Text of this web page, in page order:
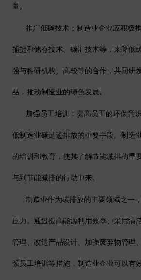
量。
推广低碳技术 ：制造业企业应积极
捕捉和储存技术、碳汇技术等，来降低
强与科研机构、高校等的合作，共同研
品，推动制造业的绿色发展。
加强员工培训 ：提高员工的环保意
低制造业碳足迹排放的重要手段。制造
的培训和教育，使其了解节能减排的重
与到节能减排的行动中来。
制造业作为碳排放的主要领域之一
压力。通过提高能源利用效率、采用清
管理、改进产品设计、加强废弃物管理
强员工培训等措施，制造业企业可以有